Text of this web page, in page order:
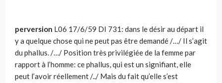
perversion L06 17/6/59 DI 731: dans le désir au départ il
y a quelque chose qui ne peut pas être demandé /…/ Il s’agit
du phallus. /…/ Position très privilégiée de la femme par
rapport à l’homme: ce phallus, qui est un signifiant, elle
peut l’avoir réellement /../ Mais du fait qu’elle s’est